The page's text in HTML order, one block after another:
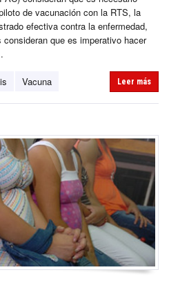
de vacunación con la RTS, la
efectiva contra la enfermedad,
que es imperativo hacer
Vacuna Leer más